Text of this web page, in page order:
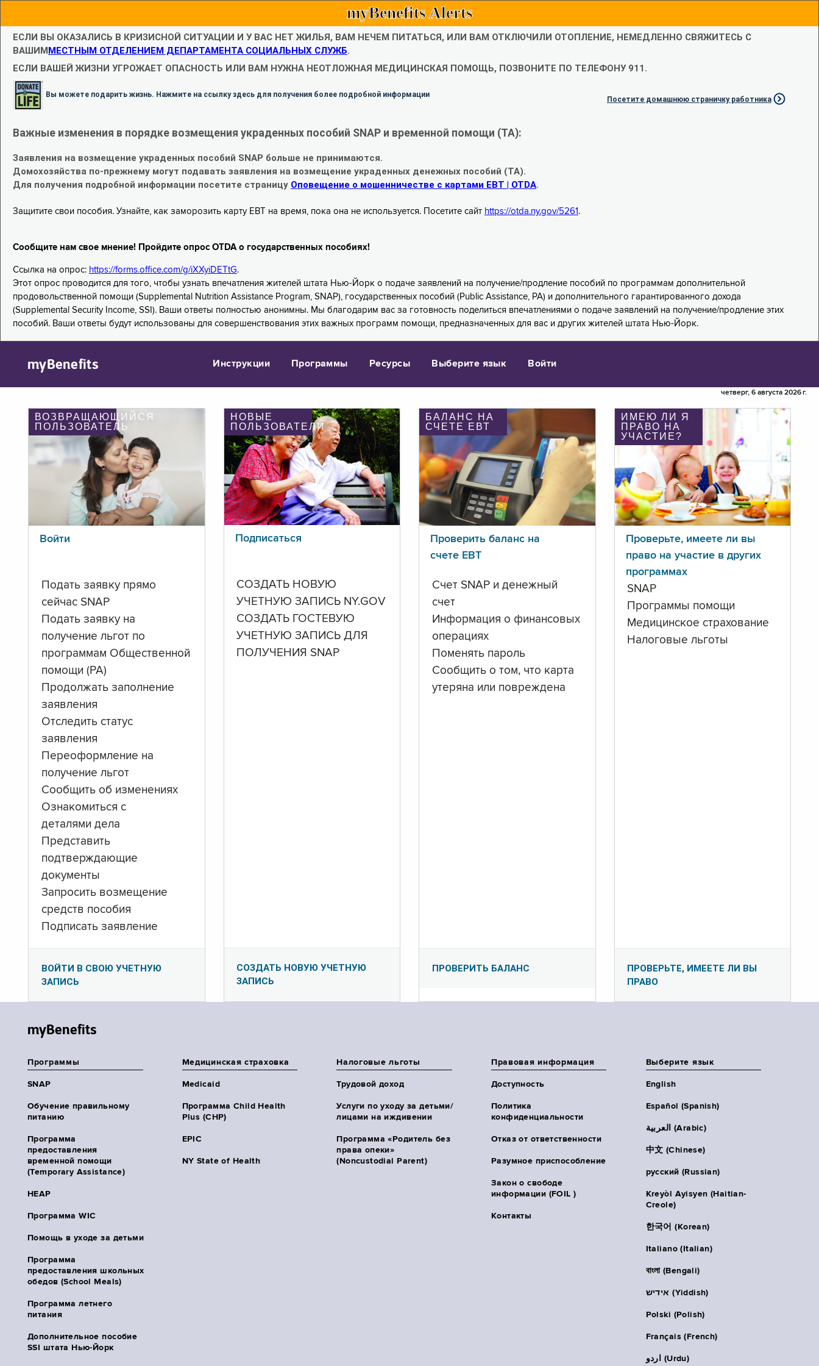
myBenefits Alerts
ЕСЛИ ВЫ ОКАЗАЛИСЬ В КРИЗИСНОЙ СИТУАЦИИ И У ВАС НЕТ ЖИЛЬЯ, ВАМ НЕЧЕМ ПИТАТЬСЯ, ИЛИ ВАМ ОТКЛЮЧИЛИ ОТОПЛЕНИЕ, НЕМЕДЛЕННО СВЯЖИТЕСЬ С
ВАШИММЕСТНЫМ ОТДЕЛЕНИЕМ ДЕПАРТАМЕНТА СОЦИАЛЬНЫХ СЛУЖБ.
ЕСЛИ ВАШЕЙ ЖИЗНИ УГРОЖАЕТ ОПАСНОСТЬ ИЛИ ВАМ НУЖНА НЕОТЛОЖНАЯ МЕДИЦИНСКАЯ ПОМОЩЬ, ПОЗВОНИТЕ ПО ТЕЛЕФОНУ 911.
Вы можете подарить жизнь. Нажмите на ссылку здесь для получения более подробной информации
Посетите домашнюю страничку работника
Важные изменения в порядке возмещения украденных пособий SNAP и временной помощи (TA):
Заявления на возмещение украденных пособий SNAP больше не принимаются.
Домохозяйства по-прежнему могут подавать заявления на возмещение украденных денежных пособий (TA).
Для получения подробной информации посетите страницу Оповещение о мошенничестве с картами EBT | OTDA.
Защитите свои пособия. Узнайте, как заморозить карту EBT на время, пока она не используется. Посетите сайт https://otda.ny.gov/5261 .
Сообщите нам свое мнение! Пройдите опрос OTDA о государственных пособиях!
Ссылка на опрос: https://forms.office.com/g/iXXyiDETtG.
Этот опрос проводится для того, чтобы узнать впечатления жителей штата Нью-Йорк о подаче заявлений на получение/продление пособий по программам дополнительной
продовольственной помощи (Supplemental Nutrition Assistance Program, SNAP), государственных пособий (Public Assistance, PA) и дополнительного гарантированного дохода
(Supplemental Security Income, SSI). Ваши ответы полностью анонимны. Мы благодарим вас за готовность поделиться впечатлениями о подаче заявлений на получение/продление этих
пособий. Ваши ответы будут использованы для совершенствования этих важных программ помощи, предназначенных для вас и других жителей штата Нью-Йорк.
myBenefits Инструкции Программы Ресурсы Выберите язык Войти
четверг, 6 августа 2026 г.
ВОЗВРАЩАЮЩИЙСЯ
ПОЛЬЗОВАТЕЛЬ
Войти
Подать заявку прямо
сейчас SNAP
Подать заявку на
получение льгот по
программам Общественной
помощи (PA)
Продолжать заполнение
заявления
Отследить статус
заявления
Переоформление на
получение льгот
Сообщить об изменениях
Ознакомиться с
деталями дела
Представить
подтверждающие
документы
Запросить возмещение
средств пособия
Подписать заявление
ВОЙТИ В СВОЮ УЧЕТНУЮ
ЗАПИСЬ
НОВЫЕ
ПОЛЬЗОВАТЕЛИ
Подписаться
СОЗДАТЬ НОВУЮ
УЧЕТНУЮ ЗАПИСЬ NY.GOV
СОЗДАТЬ ГОСТЕВУЮ
УЧЕТНУЮ ЗАПИСЬ ДЛЯ
ПОЛУЧЕНИЯ SNAP
СОЗДАТЬ НОВУЮ УЧЕТНУЮ
ЗАПИСЬ
БАЛАНС НА
СЧЕТЕ ЕВТ
Проверить баланс на
счете ЕВТ
Счет SNAP и денежный
счет
Информация о финансовых
операциях
Поменять пароль
Сообщить о том, что карта
утеряна или повреждена
ПРОВЕРИТЬ БАЛАНС
ИМЕЮ ЛИ Я
ПРАВО НА
УЧАСТИЕ?
Проверьте, имеете ли вы
право на участие в других
программах
SNAP
Программы помощи
Медицинское страхование
Налоговые льготы
ПРОВЕРЬТЕ, ИМЕЕТЕ ЛИ ВЫ
ПРАВО
myBenefits
Программы
SNAP
Обучение правильному
питанию
Программа
предоставления
временной помощи
(Temporary Assistance)
HEAP
Программа WIC
Помощь в уходе за детьми
Программа
предоставления школьных
обедов (School Meals)
Программа летнего
питания
Дополнительное пособие
SSI штата Нью-Йорк
Медицинская страховка
Medicaid
Программа Child Health
Plus (CHP)
EPIC
NY State of Health
Налоговые льготы
Трудовой доход
Услуги по уходу за детьми/
лицами на иждивении
Программа «Родитель без
права опеки»
(Noncustodial Parent)
Правовая информация
Доступность
Политика
конфиденциальности
Отказ от ответственности
Разумное приспособление
Закон о свободе
информации (FOIL )
Контакты
Выберите язык
English
Español (Spanish)
العربية (Arabic)
中文 (Chinese)
русский (Russian)
Kreyòl Ayisyen (Haitian-
Creole)
한국어 (Korean)
Italiano (Italian)
বাংলা (Bengali)
אידיש (Yiddish)
Polski (Polish)
Français (French)
اردو (Urdu)